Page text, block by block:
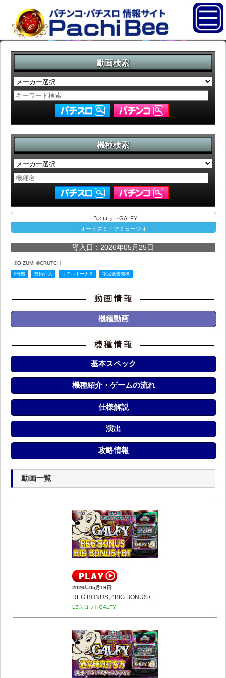
動画検索
機種検索
LBスロットGALFY
オーイズミ・アミュージオ
導入日：2026年05月25日
©OIZUMI ©CRUTCH
6号機 技術介入 リアルボーナス 準完全告知機
機種動画
基本スペック
機種紹介・ゲームの流れ
仕様解説
演出
攻略情報
動画一覧
2026年05月19日
REG BONUS／BIG BONUS+BT
LBスロットGALFY